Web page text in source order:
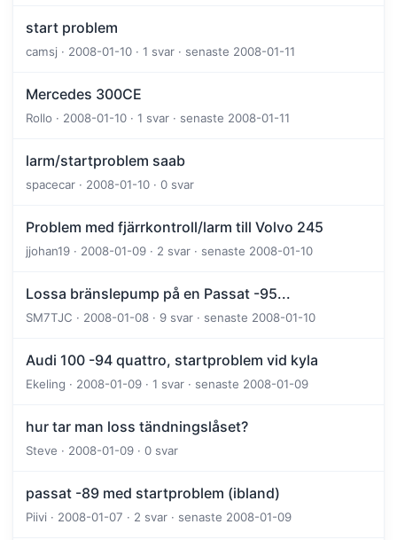
start problem
camsj · 2008-01-10 · 1 svar · senaste 2008-01-11
Mercedes 300CE
Rollo · 2008-01-10 · 1 svar · senaste 2008-01-11
larm/startproblem saab
spacecar · 2008-01-10 · 0 svar
Problem med fjärrkontroll/larm till Volvo 245
jjohan19 · 2008-01-09 · 2 svar · senaste 2008-01-10
Lossa bränslepump på en Passat -95...
SM7TJC · 2008-01-08 · 9 svar · senaste 2008-01-10
Audi 100 -94 quattro, startproblem vid kyla
Ekeling · 2008-01-09 · 1 svar · senaste 2008-01-09
hur tar man loss tändningslåset?
Steve · 2008-01-09 · 0 svar
passat -89 med startproblem (ibland)
Piivi · 2008-01-07 · 2 svar · senaste 2008-01-09